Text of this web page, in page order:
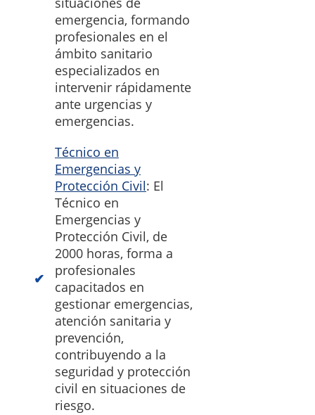
emergencia, formando
profesionales en el
ámbito sanitario
especializados en
intervenir rápidamente
ante urgencias y
emergencias.
Técnico en
Emergencias y
Protección Civil: El
Técnico en
Emergencias y
Protección Civil, de
2000 horas, forma a
profesionales
capacitados en
gestionar emergencias,
atención sanitaria y
prevención,
contribuyendo a la
seguridad y protección
civil en situaciones de
riesgo.